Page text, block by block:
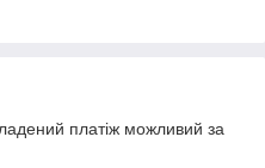
платіж можливий за